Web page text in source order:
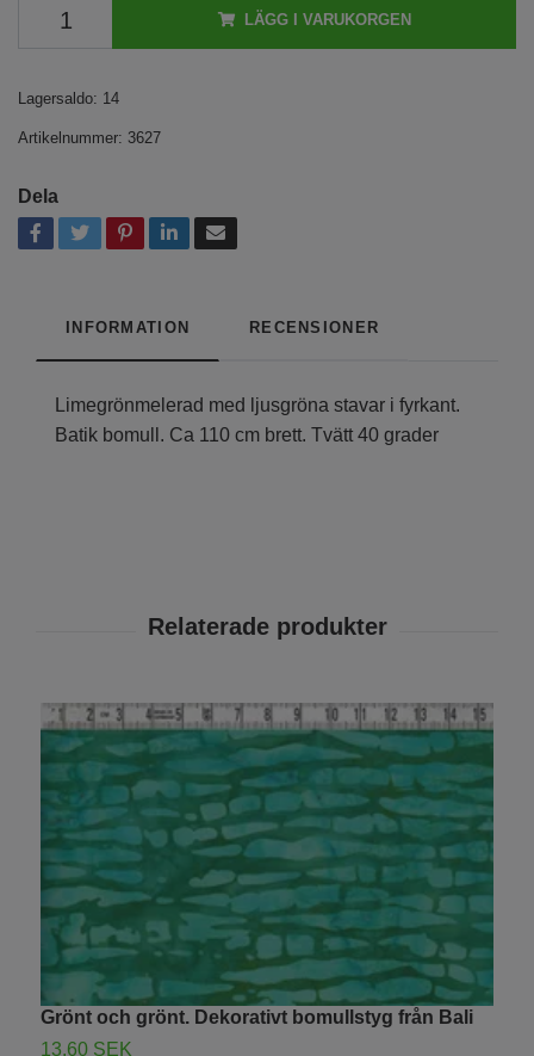
LÄGG I VARUKORGEN
Lagersaldo: 14
Artikelnummer: 3627
Dela
INFORMATION RECENSIONER
Limegrönmelerad med ljusgröna stavar i fyrkant.
Batik bomull. Ca 110 cm brett. Tvätt 40 grader
Grönt och grönt. Dekorativt bomullstyg från Bali
13.60 SEK